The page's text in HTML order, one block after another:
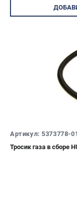
Артикул: 5373778-01
Тросик газа в сборе